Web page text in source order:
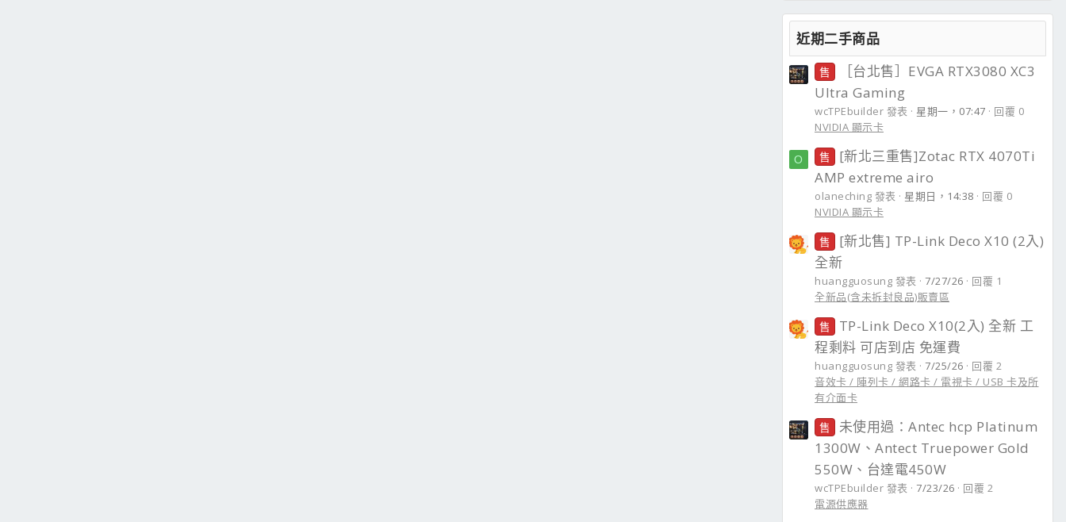
近期二手商品
售
［台北售］EVGA RTX3080 XC3
Ultra Gaming
wcTPEbuilder 發表 星期一，07:47
回覆 0
NVIDIA 顯示卡
O 售
[新北三重售]Zotac RTX 4070Ti
AMP extreme airo
olaneching 發表 星期日，14:38
回覆 0
NVIDIA 顯示卡
售
[新北售] TP-Link Deco X10 (2入)
全新
huangguosung 發表 7/27/26
回覆 1
全新品(含未拆封良品)販賣區
售
TP-Link Deco X10(2入) 全新 工
程剩料 可店到店 免運費
huangguosung 發表 7/25/26
回覆 2
音效卡 / 陣列卡 / 網路卡 / 電視卡 / USB 卡及所
有介面卡
售
未使用過：Antec hcp Platinum
1300W、Antect Truepower Gold
550W、台達電450W
wcTPEbuilder 發表 7/23/26
回覆 2
電源供應器